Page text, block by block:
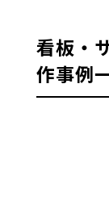
看板・
作事例